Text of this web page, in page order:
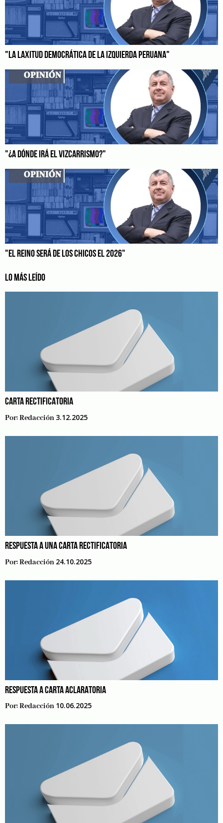
"LA LAXITUD DEMOCRÁTICA DE LA IZQUIERDA PERUANA"
"¿A DÓNDE IRÁ EL VIZCARRISMO?"
"EL REINO SERÁ DE LOS CHICOS EL 2026"
LO MÁS LEÍDO
CARTA RECTIFICATORIA
Por:Redacción 3.12.2025
RESPUESTA A UNA CARTA RECTIFICATORIA
Por:Redacción 24.10.2025
RESPUESTA A CARTA ACLARATORIA
Por:Redacción 10.06.2025